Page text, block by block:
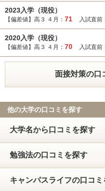
2023入学（現役）
【偏差値】高３ ４月： 71 入試直前
2020入学（現役）
【偏差値】高３ ４月： 70 入試直前
面接対策の口
他の大学の口コミを探す
大学名から口コミを探す
勉強法の口コミを探す
キャンパスライフの口コミ